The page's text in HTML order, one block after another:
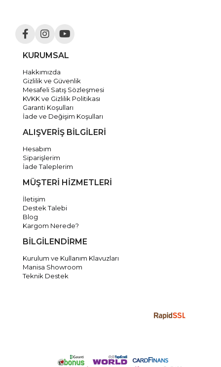
KURUMSAL
Hakkımızda
Gizlilik ve Güvenlik
Mesafeli Satış Sözleşmesi
KVKK ve Gizlilik Politikası
Garanti Koşulları
İade ve Değişim Koşulları
ALIŞVERİŞ BİLGİLERİ
Hesabım
Siparişlerim
İade Taleplerim
MÜŞTERİ HİZMETLERİ
İletişim
Destek Talebi
Blog
Kargom Nerede?
BİLGİLENDİRME
Kurulum ve Kullanım Klavuzları
Manisa Showroom
Teknik Destek